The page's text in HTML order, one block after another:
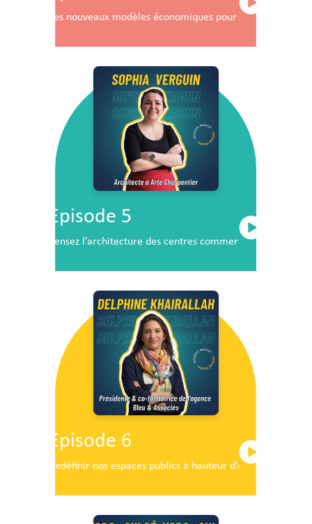
Les nouveaux modèles économiques pour les centres
Episode 5
Pensez l’architecture des centres commerciaux de demain
Episode 6
Redéfinir nos espaces publics à hauteur d’enfants